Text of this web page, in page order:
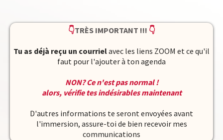
👇TRÈS IMPORTANT !!! 👇
Tu as déjà reçu un courrielavec les liens ZOOM et ce qu'il
faut pour l'ajouter à ton agenda
NON? Ce n'est pas normal !
alors, vérifie tes indésirables maintenant
D'autres informations te seront envoyées avant
l'immersion, assure-toi de bien recevoir mes
communications